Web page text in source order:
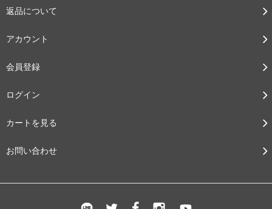
返品について
アカウント
会員登録
ログイン
カートを見る
お問い合わせ